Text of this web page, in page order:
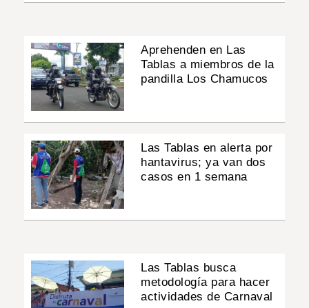
Aprehenden en Las
Tablas a miembros de la
pandilla Los Chamucos
Las Tablas en alerta por
hantavirus; ya van dos
casos en 1 semana
Las Tablas busca
metodología para hacer
actividades de Carnaval